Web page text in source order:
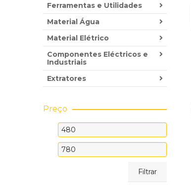
Ferramentas e Utilidades
Material Água
Material Elétrico
Componentes Eléctricos e
Industriais
Extratores
Preço
Preço
mínimo
Preço
máximo
Filtrar